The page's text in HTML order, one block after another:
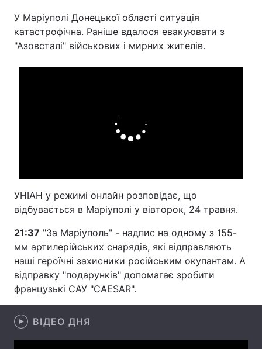
Головна Війна
Наука
Зброя Інциденти
Здоров'я Туризм
Цікавинки
Екологія Регіони
Лонгріди
Відео з Youtube
Інтерв'ю Думки
У Маріуполі Донецької області ситуація
катастрофічна. Раніше вдалося евакуювати з
"Азовсталі" військових і мирних жителів.
УНІАН у режимі онлайн розповідає, що
відбувається в Маріуполі у вівторок, 24 травня.
21:37 "За Маріуполь" - надпис на одному з 155-
мм артилерійських снарядів, які відправляють
наші героїчні захисники російським окупантам. А
відправку "подарунків" допомагає зробити
французькі САУ "CAESAR".
ВІДЕО ДНЯ